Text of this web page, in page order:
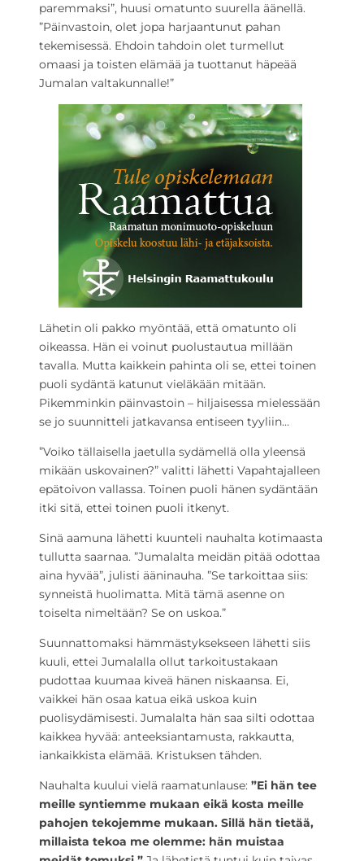
paremmaksi”, huusi omatunto suurella äänellä.
”Päinvastoin, olet jopa harjaantunut pahan
tekemisessä. Ehdoin tahdoin olet turmellut
omaasi ja toisten elämää ja tuottanut häpeää
Jumalan valtakunnalle!”
Lähetin oli pakko myöntää, että omatunto oli
oikeassa. Hän ei voinut puolustautua millään
tavalla. Mutta kaikkein pahinta oli se, ettei toinen
puoli sydäntä katunut vieläkään mitään.
Pikemminkin päinvastoin – hiljaisessa mielessään
se jo suunnitteli jatkavansa entiseen tyyliin…
”Voiko tällaisella jaetulla sydämellä olla yleensä
mikään uskovainen?” valitti lähetti Vapahtajalleen
epätoivon vallassa. Toinen puoli hänen sydäntään
itki sitä, ettei toinen puoli itkenyt.
Sinä aamuna lähetti kuunteli nauhalta kotimaasta
tullutta saarnaa. ”Jumalalta meidän pitää odottaa
aina hyvää”, julisti ääninauha. ”Se tarkoittaa siis:
synneistä huolimatta. Mitä tämä asenne on
toiselta nimeltään? Se on uskoa.”
Suunnattomaksi hämmästyksekseen lähetti siis
kuuli, ettei Jumalalla ollut tarkoitustakaan
pudottaa kuumaa kiveä hänen niskaansa. Ei,
vaikkei hän osaa katua eikä uskoa kuin
puolisydämisesti. Jumalalta hän saa silti odottaa
kaikkea hyvää: anteeksiantamusta, rakkautta,
iankaikkista elämää. Kristuksen tähden.
Nauhalta kuului vielä raamatunlause: ”Ei hän tee
meille syntiemme mukaan eikä kosta meille
pahojen tekojemme mukaan. Sillä hän tietää,
millaista tekoa me olemme: hän muistaa